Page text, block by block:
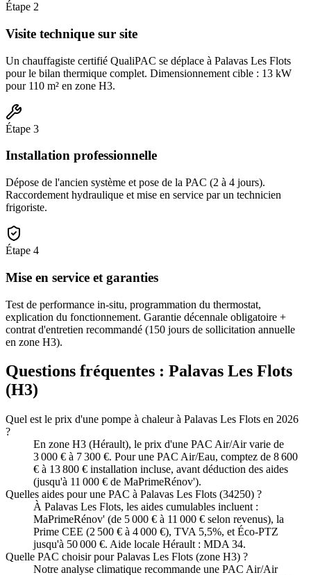
Étape 2
Visite technique sur site
Un chauffagiste certifié QualiPAC se déplace à Palavas Les Flots
pour le bilan thermique complet. Dimensionnement cible : 13 kW
pour 110 m² en zone H3.
Étape 3
Installation professionnelle
Dépose de l'ancien système et pose de la PAC (2 à 4 jours).
Raccordement hydraulique et mise en service par un technicien
frigoriste.
Étape 4
Mise en service et garanties
Test de performance in-situ, programmation du thermostat,
explication du fonctionnement. Garantie décennale obligatoire +
contrat d'entretien recommandé (150 jours de sollicitation annuelle
en zone H3).
Questions fréquentes : Palavas Les Flots
(H3)
Quel est le prix d'une pompe à chaleur à Palavas Les Flots en 2026
?
En zone H3 (Hérault), le prix d'une PAC Air/Air varie de
3 000 € à 7 300 €. Pour une PAC Air/Eau, comptez de 8 600
€ à 13 800 € installation incluse, avant déduction des aides
(jusqu'à 11 000 € de MaPrimeRénov').
Quelles aides pour une PAC à Palavas Les Flots (34250) ?
À Palavas Les Flots, les aides cumulables incluent :
MaPrimeRénov' (de 5 000 € à 11 000 € selon revenus), la
Prime CEE (2 500 € à 4 000 €), TVA 5,5%, et Éco-PTZ
jusqu'à 50 000 €. Aide locale Hérault : MDA 34.
Quelle PAC choisir pour Palavas Les Flots (zone H3) ?
Notre analyse climatique recommande une PAC Air/Air